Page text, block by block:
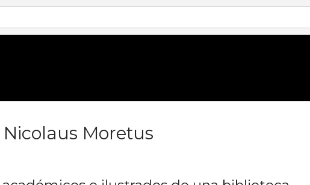
Nicolaus Moretus